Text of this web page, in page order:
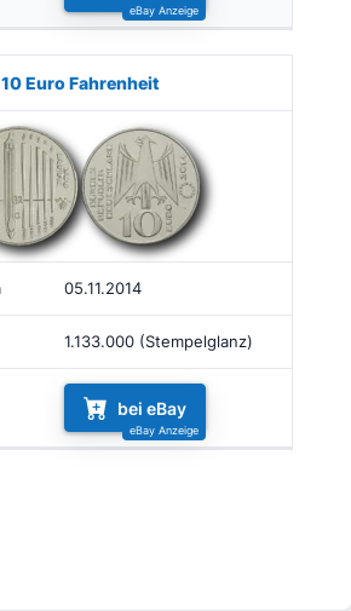
10 Euro Fahrenheit
05.11.2014
1.133.000 (Stempelglanz)
bei eBay